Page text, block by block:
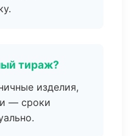
тираж?
изделия,
— сроки